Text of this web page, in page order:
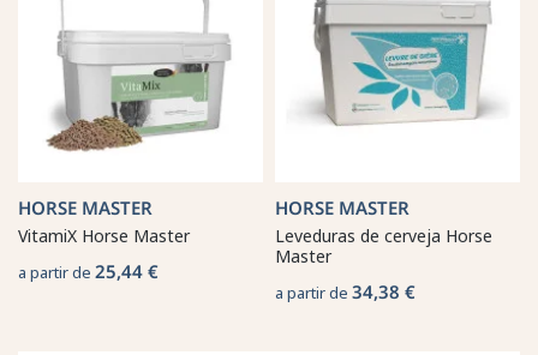
HORSE MASTER
VitamiX Horse Master
a partir de 25,44 €
HORSE MASTER
Leveduras de cerveja Horse
Master
a partir de 34,38 €